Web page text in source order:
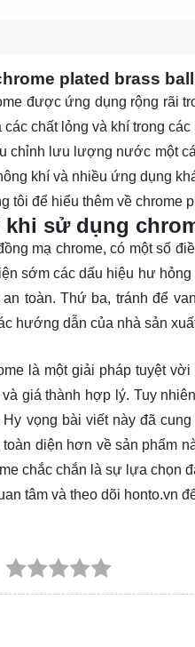
plated brass
được ứng dụng rộng rãi
chất lỏng và khí trong
chỉnh lưu lượng nước một
khí và nhiều ứng dụng
tôi để hiểu thêm về chrome
sử dụng
mạ chrome, có một số
sớm các dấu hiệu hư
toàn. Thứ ba, tránh để
hướng dẫn của nhà sản
là một giải pháp tuyệt
giá thành hợp lý. Tuy
vọng bài viết này đã
diện hơn về sản phẩm
chắc chắn là sự lựa chọn
tâm và theo dõi honto.vn